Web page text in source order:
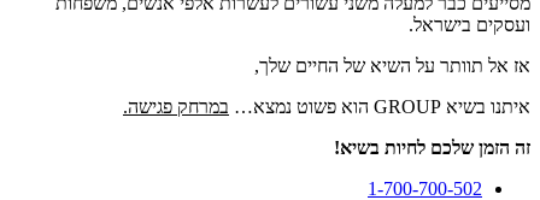
ועסקים בישראל.
אז אל תוותר על השיא של החיים שלך,
איתנו בשיא GROUP הוא פשוט נמצא…
במרחק פגישה.
זה הזמן שלכם לחיות בשיא!
1-700-700-502